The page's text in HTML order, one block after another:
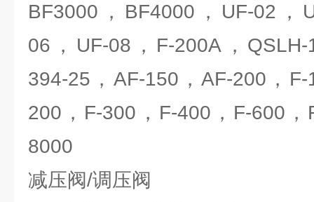
BF3000，BF4000，UF-02，
06，UF-08，F-200A，
394-25，AF-150，AF-200，
200，F-300，F-400，F-600
8000
减压阀/调压阀